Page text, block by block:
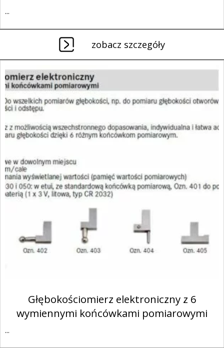
...
zobacz szczegóły
Głębokościomierz elektroniczny z 6
wymiennymi końcówkami pomiarowymi
...